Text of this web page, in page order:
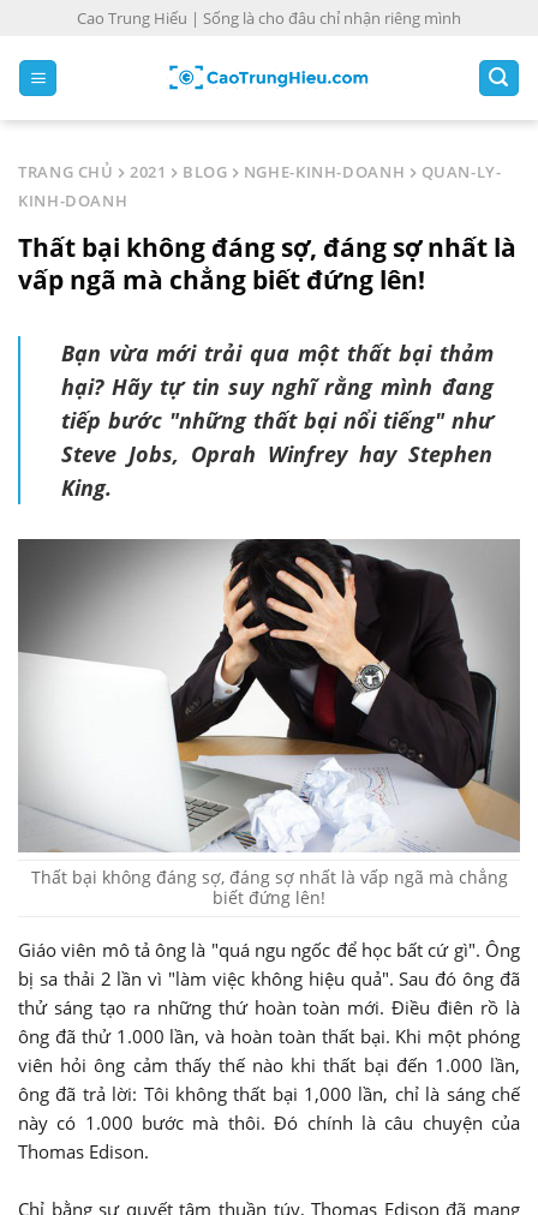
Cao Trung Hiếu | Sống là cho đâu chỉ nhận riêng mình
TRANG CHỦ 2021 BLOG NGHE-KINH-DOANH
QUAN-LY-
KINH-DOANH
Thất bại không đáng sợ, đáng sợ nhất là
vấp ngã mà chẳng biết đứng lên!
Bạn vừa mới trải qua một thất bại thảm
hại? Hãy tự tin suy nghĩ rằng mình đang
tiếp bước "những thất bại nổi tiếng" như
Steve Jobs, Oprah Winfrey hay Stephen
King.
Thất bại không đáng sợ, đáng sợ nhất là vấp ngã mà chẳng
biết đứng lên!
Giáo viên mô tả ông là "quá ngu ngốc để học bất cứ gì". Ông
bị sa thải 2 lần vì "làm việc không hiệu quả". Sau đó ông đã
thử sáng tạo ra những thứ hoàn toàn mới. Điều điên rồ là
ông đã thử 1.000 lần, và hoàn toàn thất bại. Khi một phóng
viên hỏi ông cảm thấy thế nào khi thất bại đến 1.000 lần,
ông đã trả lời: Tôi không thất bại 1,000 lần, chỉ là sáng chế
này có 1.000 bước mà thôi. Đó chính là câu chuyện của
Thomas Edison.
Chỉ bằng sự quyết tâm thuần túy, Thomas Edison đã mang